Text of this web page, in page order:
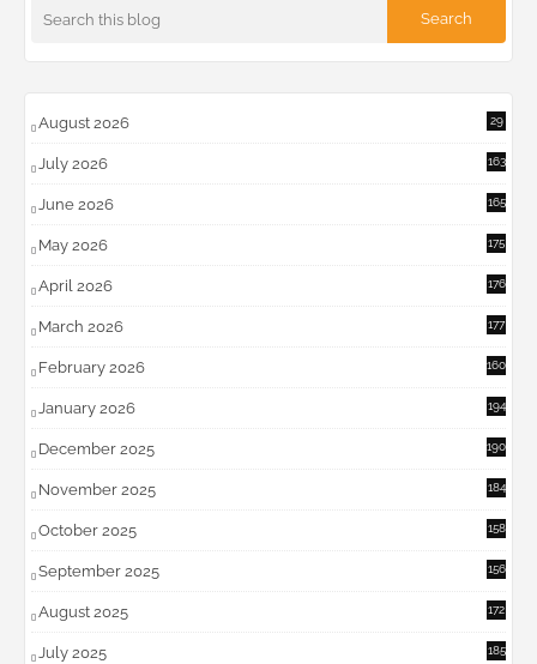
August 2026 29
July 2026 163
June 2026 165
May 2026 175
April 2026 176
March 2026 177
February 2026 160
January 2026 194
December 2025 190
November 2025 184
October 2025 158
September 2025 156
August 2025 172
July 2025 185